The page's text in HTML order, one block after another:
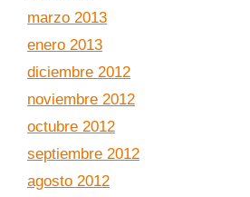
marzo 2013
enero 2013
diciembre 2012
noviembre 2012
octubre 2012
septiembre 2012
agosto 2012